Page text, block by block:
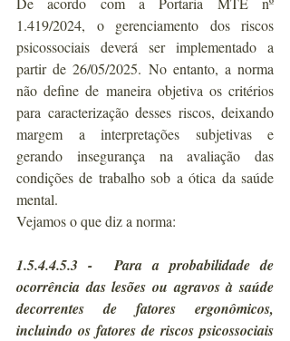
1.419/2024, o gerenciamento dos riscos
psicossociais deverá ser implementado a
partir de 26/05/2025. No entanto, a norma
não define de maneira objetiva os critérios
para caracterização desses riscos, deixando
margem a interpretações subjetivas e
gerando insegurança na avaliação das
condições de trabalho sob a ótica da saúde
mental.
Vejamos o que diz a norma:
1.5.4.4.5.3 -  Para a probabilidade de
ocorrência das lesões ou agravos à saúde
decorrentes de fatores ergonômicos,
incluindo os fatores de riscos psicossociais